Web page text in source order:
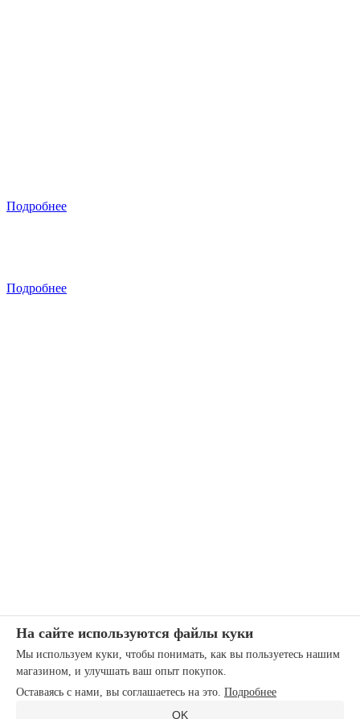
На сайте используются файлы куки
Мы используем куки, чтобы понимать, как вы пользуетесь нашим
магазином, и улучшать ваш опыт покупок.
Оставаясь с нами, вы соглашаетесь на это. Подробнее
OK